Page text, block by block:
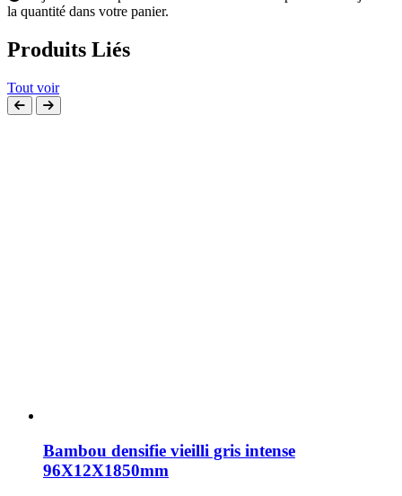
la quantité dans votre panier.
Produits Liés
Tout voir
Bambou densifie vieilli gris intense
96X12X1850mm